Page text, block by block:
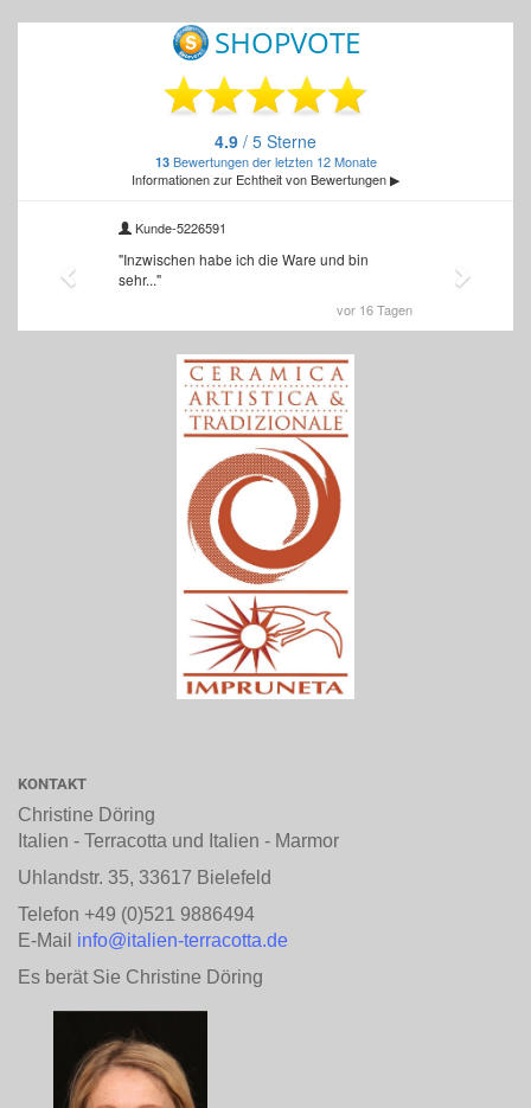
KONTAKT
Christine Döring
Italien - Terracotta und Italien - Marmor
Uhlandstr. 35, 33617 Bielefeld
Telefon +49 (0)521 9886494
E-Mail info@italien-terracotta.de
Es berät Sie Christine Döring